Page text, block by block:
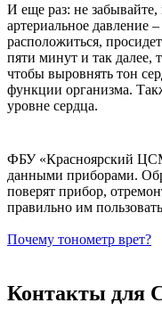
И еще раз: не
артериальное давление
расположиться,
пяти минут и так далее,
чтобы выровнять тон
функции организма.
уровне сердца.
ФБУ «Красноярский
данными приборами.
поверят прибор,
правильно им
Почему тонометр врет?
Контакты